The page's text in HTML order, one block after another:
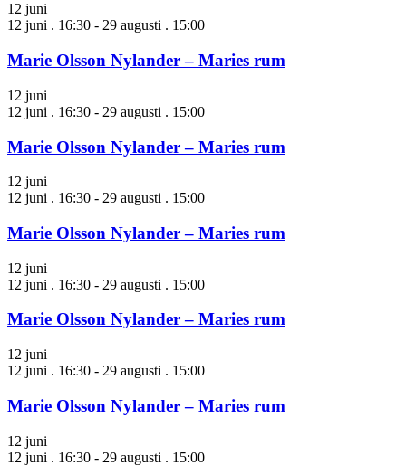
12 juni
12 juni . 16:30 - 29 augusti . 15:00
Marie Olsson Nylander – Maries rum
12 juni
12 juni . 16:30 - 29 augusti . 15:00
Marie Olsson Nylander – Maries rum
12 juni
12 juni . 16:30 - 29 augusti . 15:00
Marie Olsson Nylander – Maries rum
12 juni
12 juni . 16:30 - 29 augusti . 15:00
Marie Olsson Nylander – Maries rum
12 juni
12 juni . 16:30 - 29 augusti . 15:00
Marie Olsson Nylander – Maries rum
12 juni
12 juni . 16:30 - 29 augusti . 15:00